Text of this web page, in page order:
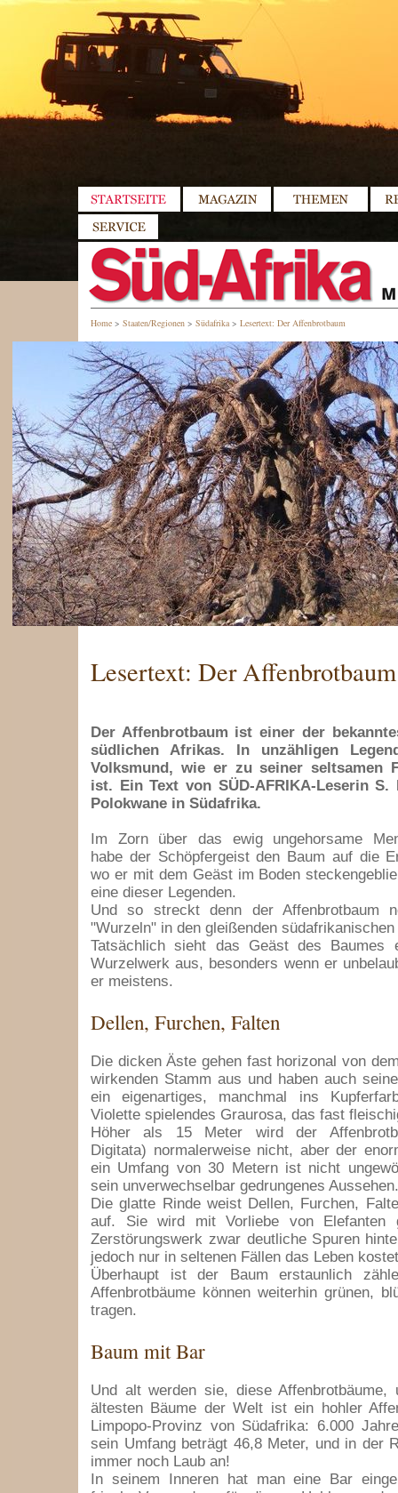
Home > Staaten/Regionen > Südafrika> Lesertext: Der Affenbrotbaum
Lesertext: Der Affenbrotbaum
Der Affenbrotbaum ist einer der
südlichen Afrikas. In unzähligen
Volksmund, wie er zu seiner seltsamen
ist. Ein Text von SÜD-AFRIKA-Leserin S.
Polokwane in Südafrika.
Im Zorn über das ewig ungehorsame
habe der Schöpfergeist den Baum auf die
wo er mit dem Geäst im Boden
eine dieser Legenden.
Und so streckt denn der Affenbrotbaum
"Wurzeln" in den gleißenden
Tatsächlich sieht das Geäst des Baumes
Wurzelwerk aus, besonders wenn er
er meistens.
Dellen, Furchen, Falten
Die dicken Äste gehen fast horizonal von
wirkenden Stamm aus und haben auch
ein eigenartiges, manchmal ins
Violette spielendes Graurosa, das fast
Höher als 15 Meter wird der
Digitata) normalerweise nicht, aber der
ein Umfang von 30 Metern ist nicht
sein unverwechselbar gedrungenes Aussehen.
Die glatte Rinde weist Dellen, Furchen,
auf. Sie wird mit Vorliebe von Elefanten
Zerstörungswerk zwar deutliche Spuren
jedoch nur in seltenen Fällen das Leben
Überhaupt ist der Baum erstaunlich
Affenbrotbäume können weiterhin grünen,
tragen.
Baum mit Bar
Und alt werden sie, diese Affenbrotbäume,
ältesten Bäume der Welt ist ein hohler
Limpopo-Provinz von Südafrika: 6.000
sein Umfang beträgt 46,8 Meter, und in der
immer noch Laub an!
In seinem Inneren hat man eine Bar